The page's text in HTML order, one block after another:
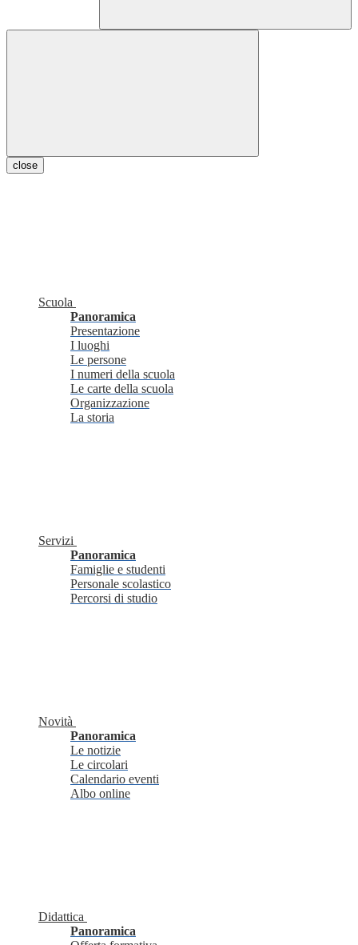
close
Scuola
Panoramica
Presentazione
I luoghi
Le persone
I numeri della scuola
Le carte della scuola
Organizzazione
La storia
Servizi
Panoramica
Famiglie e studenti
Personale scolastico
Percorsi di studio
Novità
Panoramica
Le notizie
Le circolari
Calendario eventi
Albo online
Didattica
Panoramica